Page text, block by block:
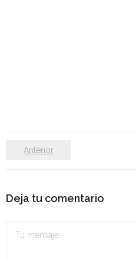
Anterior
Deja tu comentario